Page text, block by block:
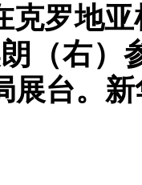
克罗地
（右）
展台。